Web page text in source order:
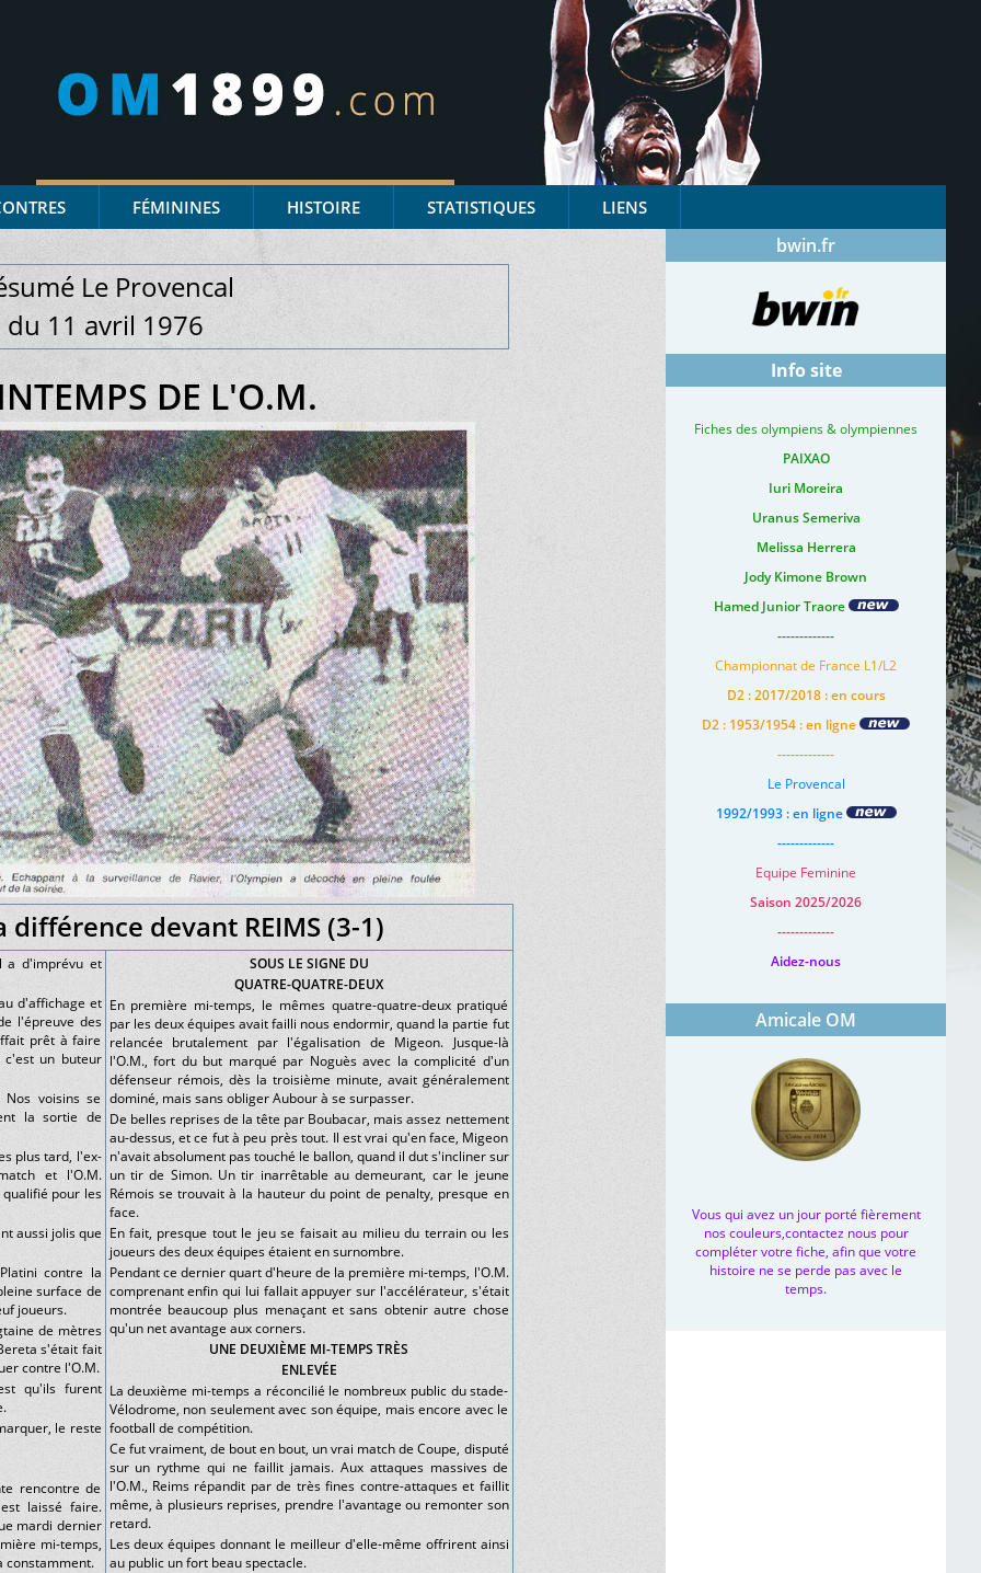
FÉMININES HISTOIRE STATISTIQUES LIENS
Le Provencal
du 11 avril 1976
DE L'O.M.
différence devant REIMS (3-1)
a d'imprévu et
d'affichage et
l'épreuve des
prêt à faire
c'est un buteur
voisins se
la sortie de
plus tard, l'ex-
et l'O.M.
pour les
aussi jolis que
contre la
surface de
joueurs.
de mètres
s'était fait
contre l'O.M.
qu'ils furent
le reste
rencontre de
laissé faire.
mardi dernier
mi-temps,
constamment.
SOUS LE SIGNE DU
QUATRE-QUATRE-DEUX
En première mi-temps, le mêmes quatre-quatre-deux pratiqué
par les deux équipes avait failli nous endormir, quand la partie fut
relancée brutalement par l'égalisation de Migeon. Jusque-là
l'O.M., fort du but marqué par Noguès avec la complicité d'un
défenseur rémois, dès la troisième minute, avait généralement
dominé, mais sans obliger Aubour à se surpasser.
De belles reprises de la tête par Boubacar, mais assez nettement
au-dessus, et ce fut à peu près tout. Il est vrai qu'en face, Migeon
n'avait absolument pas touché le ballon, quand il dut s'incliner sur
un tir de Simon. Un tir inarrêtable au demeurant, car le jeune
Rémois se trouvait à la hauteur du point de penalty, presque en
face.
En fait, presque tout le jeu se faisait au milieu du terrain ou les
joueurs des deux équipes étaient en surnombre.
Pendant ce dernier quart d'heure de la première mi-temps, l'O.M.
comprenant enfin qui lui fallait appuyer sur l'accélérateur, s'était
montrée beaucoup plus menaçant et sans obtenir autre chose
qu'un net avantage aux corners.
UNE DEUXIÈME MI-TEMPS TRÈS
ENLEVÉE
La deuxième mi-temps a réconcilié le nombreux public du stade-
Vélodrome, non seulement avec son équipe, mais encore avec le
football de compétition.
Ce fut vraiment, de bout en bout, un vrai match de Coupe, disputé
sur un rythme qui ne faillit jamais. Aux attaques massives de
l'O.M., Reims répandit par de très fines contre-attaques et faillit
même, à plusieurs reprises, prendre l'avantage ou remonter son
retard.
Les deux équipes donnant le meilleur d'elle-même offrirent ainsi
au public un fort beau spectacle.
bwin.fr
Info site
Fiches des olympiens & olympiennes
PAIXAO
Iuri Moreira
Uranus Semeriva
Melissa Herrera
Jody Kimone Brown
Hamed Junior Traore
-------------
Championnat de France L1/L2
D2 : 2017/2018 : en cours
D2 : 1953/1954 : en ligne
-------------
Le Provencal
1992/1993 : en ligne
-------------
Equipe Feminine
Saison 2025/2026
-------------
Aidez-nous
Amicale OM
Vous qui avez un jour porté fièrement
nos couleurs,contactez nous pour
compléter votre fiche, afin que votre
histoire ne se perde pas avec le
temps.